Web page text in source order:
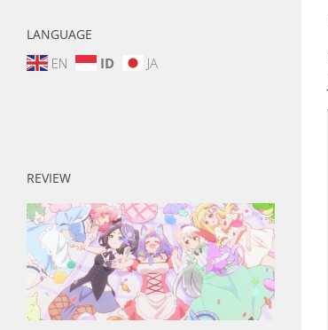
LANGUAGE
EN ID JA
REVIEW